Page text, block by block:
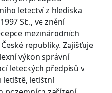
letectví z hlediska
Sb., ve znění
mezinárodních
republiky. Zajišťuje
výkon správní
leteckých předpisů v
letiště, letištní